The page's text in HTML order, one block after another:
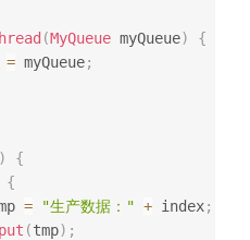
(MyQueue myQueue)
{
= myQueue;
)
{
{
= "生产数据：" + index;
put (tmp) ;